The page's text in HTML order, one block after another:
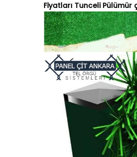
Fiyatları Tunceli